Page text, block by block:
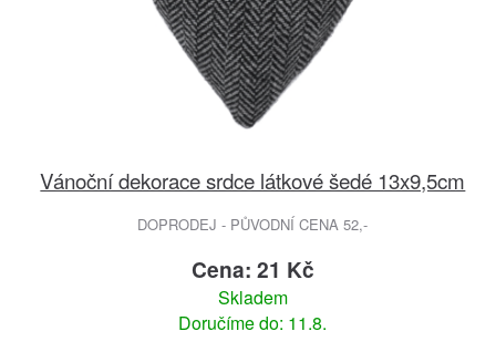
Vánoční dekorace srdce látkové šedé 13x9,5cm
DOPRODEJ - PŮVODNÍ CENA 52,-
Cena: 21 Kč
Skladem
Doručíme do: 11.8.